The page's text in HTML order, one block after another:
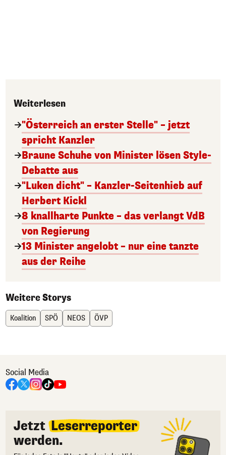
Weiterlesen
"Österreich an erster Stelle" – jetzt
spricht Kanzler
Braune Schuhe von Minister lösen Style-
Debatte aus
"Luken dicht" – Kanzler-Seitenhieb auf
Herbert Kickl
8 knallharte Punkte – das verlangt VdB
von Regierung
13 Minister angelobt – nur eine tanzte
aus der Reihe
Weitere Storys
Koalition SPÖ NEOS ÖVP
Social Media
Jetzt Leserreporter
werden.